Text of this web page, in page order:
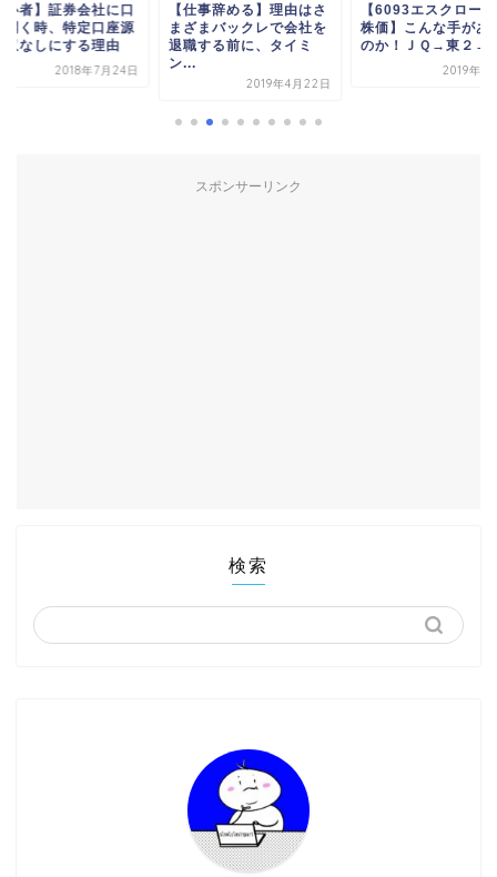
心者】証券会社に口
開く時、特定口座源
収なしにする理由
2018年7月24日
【仕事辞める】理由はさ
まざまバックレで会社を
退職する前に、タイミ
ン...
2019年4月22日
【6093エスクロー
株価】こんな手があ
のか！ＪＱ→東２→
2019年1
スポンサーリンク
検索